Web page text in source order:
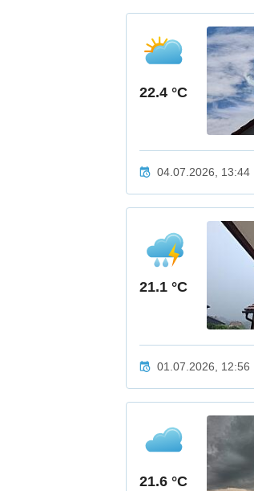
22.4 °C
04.07.2026, 13:44
21.1 °C
01.07.2026, 12:56
21.6 °C